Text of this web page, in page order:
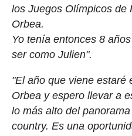
los Juegos Olímpicos de
Orbea.
Yo tenía entonces 8
ser como Julien".
"El año que viene estaré
Orbea y espero llevar a
lo más alto del
country. Es una